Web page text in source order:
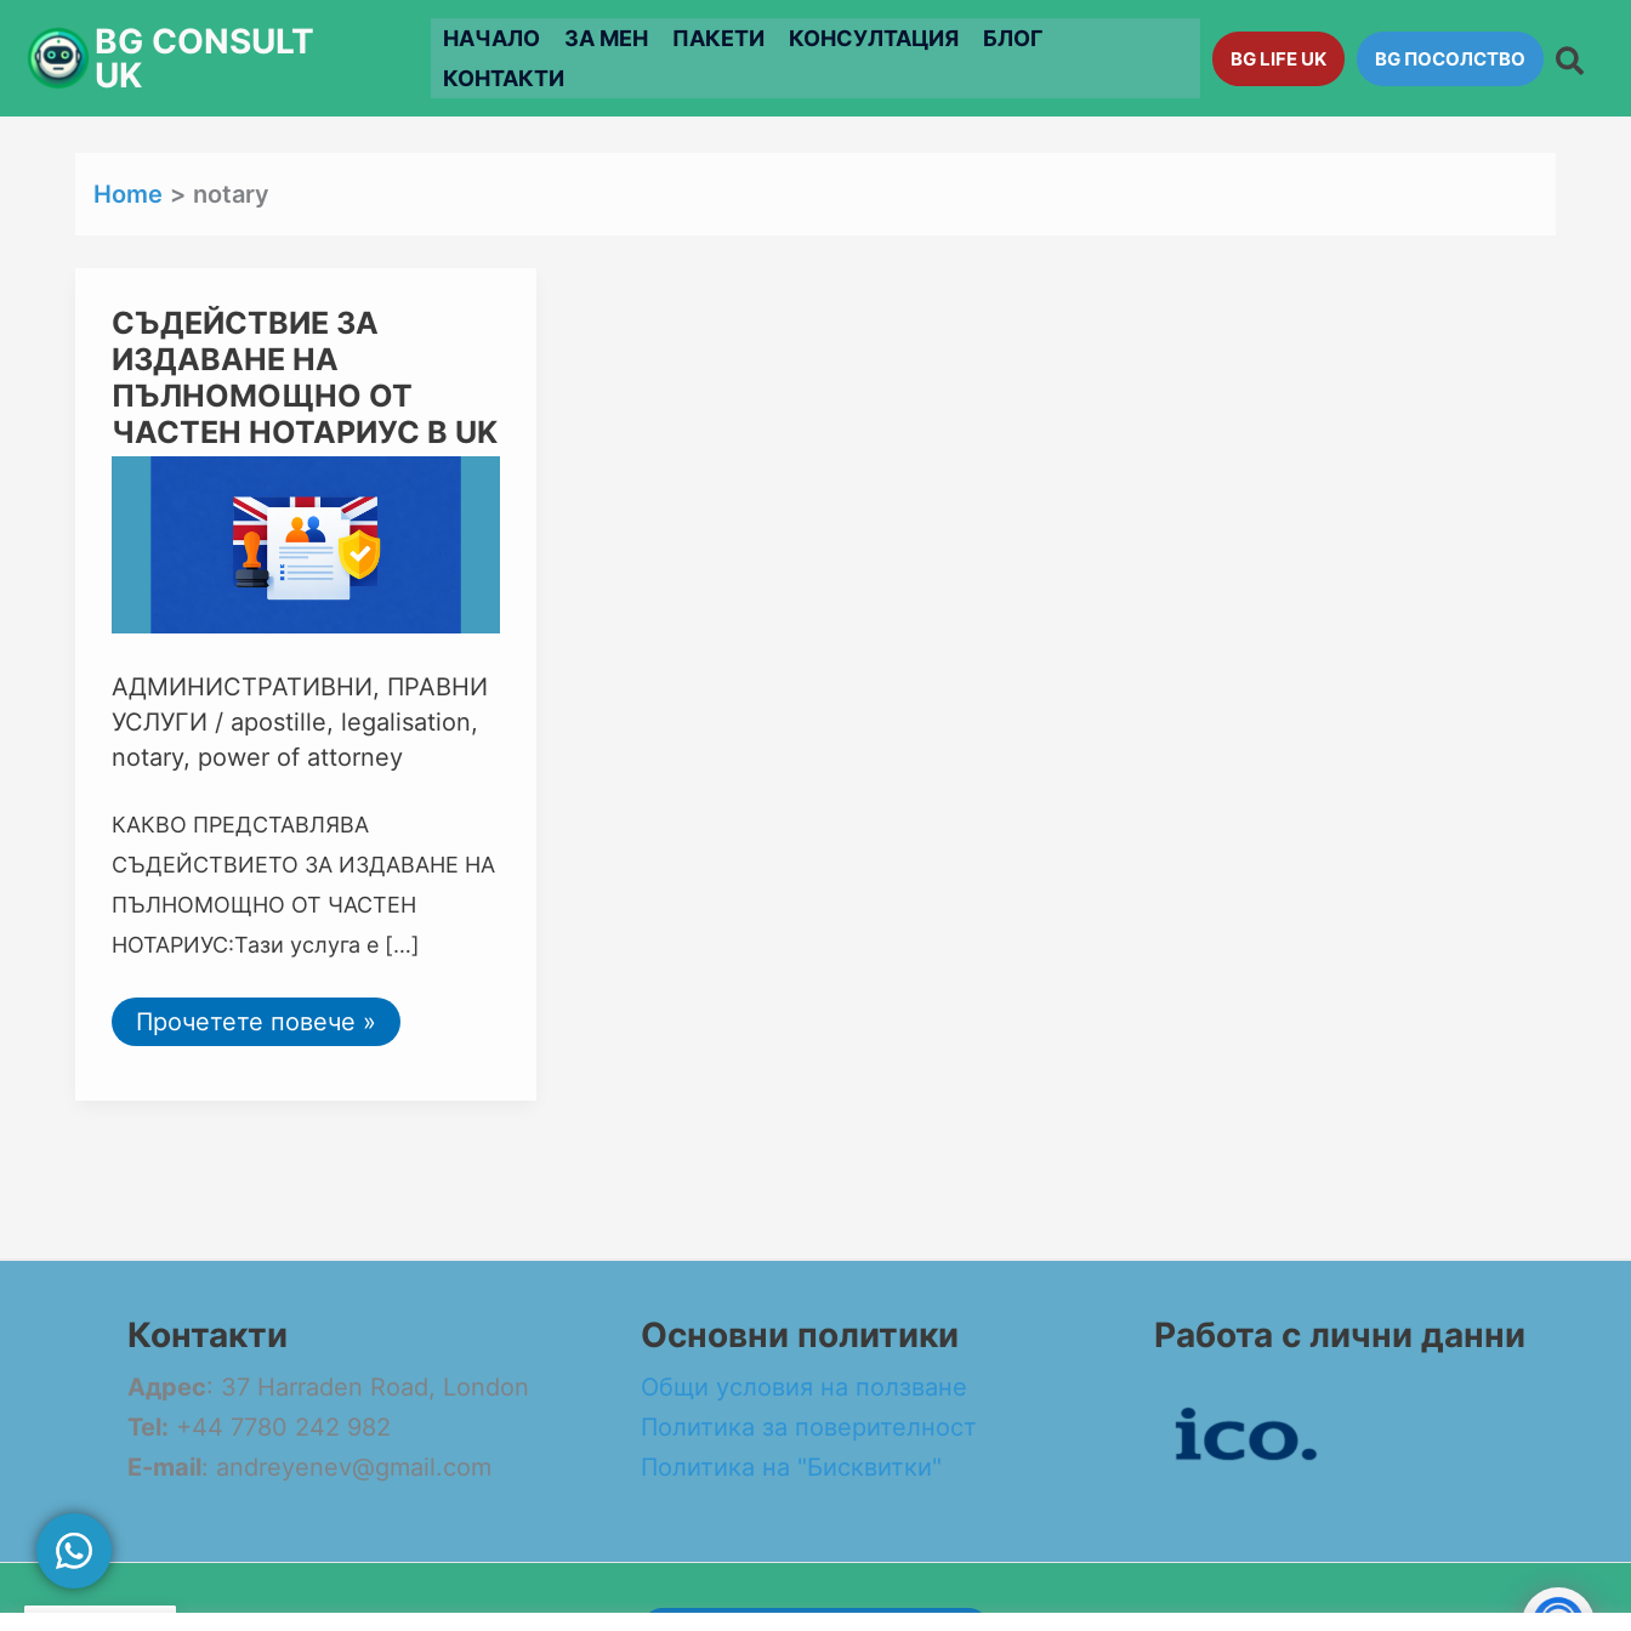
content
BG CONSULT
UK
НАЧАЛО ЗА МЕН ПАКЕТИ КОНСУЛТАЦИЯ
БЛОГ
КОНТАКТИ
BG LIFE UK BG ПОСОЛСТВО
Home notary
СЪДЕЙСТВИЕ ЗА
ИЗДАВАНЕ НА
ПЪЛНОМОЩНО ОТ
ЧАСТЕН НОТАРИУС В UK
АДМИНИСТРАТИВНИ, ПРАВНИ
УСЛУГИ / apostille, legalisation,
notary, power of attorney
КАКВО ПРЕДСТАВЛЯВА
СЪДЕЙСТВИЕТО ЗА ИЗДАВАНЕ НА
ПЪЛНОМОЩНО ОТ ЧАСТЕН
НОТАРИУС:Тази услуга е […]
СЪДЕЙСТВИЕ
ЗА
ИЗДАВАНЕ
НА
ПЪЛНОМОЩНО
ОТ
ЧАСТЕН
Прочетете повече »
Контакти
Адрес: 37 Harraden Road, London
Tel: +44 7780 242 982
E-mail: andreyenev@gmail.com
Основни политики
Общи условия на ползване
Политика за поверителност
Политика на "Бисквитки"
Работа с лични данни